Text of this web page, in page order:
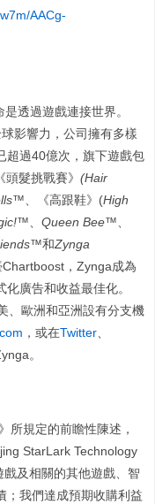
AACg-
透過遊戲連接世界。
影響力，公司擁有多樣
超過40億次，旗下遊戲包
髮挑戰賽》 (Hair
™、《高跟鞋》(High
™、 Queen Bee™、
™和Zynga
，Zynga成為
廣告和收益最佳化。
、歐洲和亞洲設有分支機
，或在Twitter、
。
所規定的前瞻性陳述，
StarLark Technology
戲及相關的其他遊戲、智
；我們達成預期收購利益